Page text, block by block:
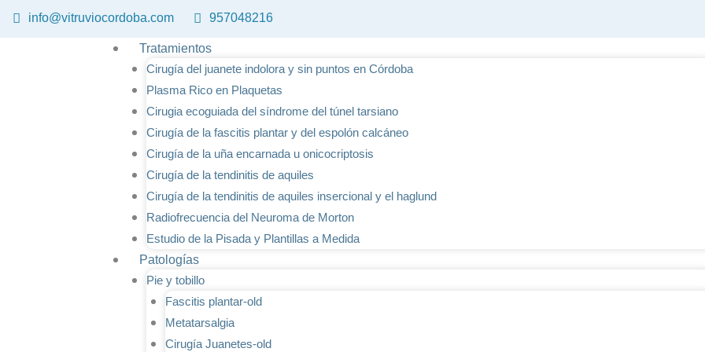
info@vitruviocordoba.com 957048216
Tratamientos
Cirugía del juanete indolora y sin puntos en Córdoba
Plasma Rico en Plaquetas
Cirugia ecoguiada del síndrome del túnel tarsiano
Cirugía de la fascitis plantar y del espolón calcáneo
Cirugía de la uña encarnada u onicocriptosis
Cirugía de la tendinitis de aquiles
Cirugía de la tendinitis de aquiles insercional y el haglund
Radiofrecuencia del Neuroma de Morton
Estudio de la Pisada y Plantillas a Medida
Patologías
Pie y tobillo
Fascitis plantar-old
Metatarsalgia
Cirugía Juanetes-old